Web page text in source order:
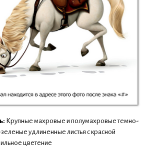
Крупные махровые и полумахровые темно-
удлиненные листья с красной
цветение